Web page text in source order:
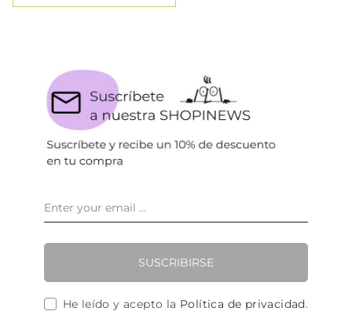
SUSCRIBIRSE
He leído y acepto la Política de privacidad.